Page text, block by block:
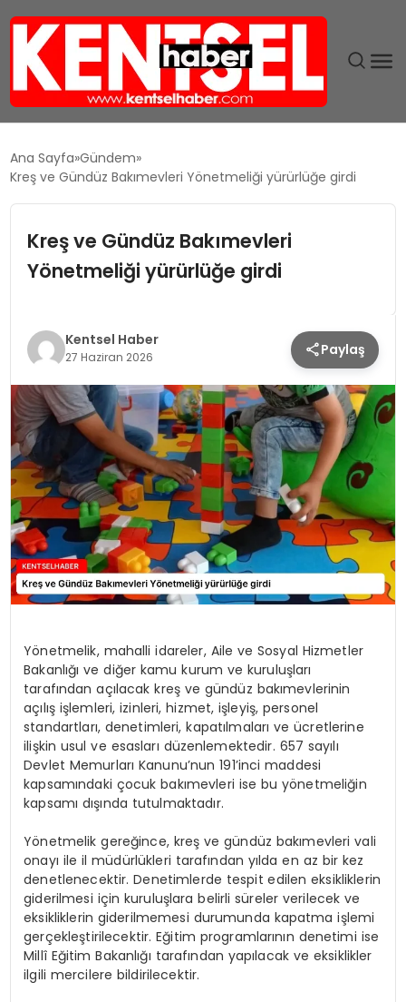
EKONOMI
TEKNOLOJI
MAGAZIN
KÜLTÜR & SANAT
SPOR
SAĞLIK
Ana Sayfa Gündem
Kreş ve Gündüz Bakımevleri Yönetmeliği yürürlüğe girdi
Kreş ve Gündüz Bakımevleri
Yönetmeliği yürürlüğe girdi
Kentsel Haber
27 Haziran 2026 Paylaş
Yönetmelik, mahalli idareler, Aile ve Sosyal Hizmetler
Bakanlığı ve diğer kamu kurum ve kuruluşları
tarafından açılacak kreş ve gündüz bakımevlerinin
açılış işlemleri, izinleri, hizmet, işleyiş, personel
standartları, denetimleri, kapatılmaları ve ücretlerine
ilişkin usul ve esasları düzenlemektedir. 657 sayılı
Devlet Memurları Kanunu’nun 191’inci maddesi
kapsamındaki çocuk bakımevleri ise bu yönetmeliğin
kapsamı dışında tutulmaktadır.
Yönetmelik gereğince, kreş ve gündüz bakımevleri vali
onayı ile il müdürlükleri tarafından yılda en az bir kez
denetlenecektir. Denetimlerde tespit edilen eksikliklerin
giderilmesi için kuruluşlara belirli süreler verilecek ve
eksikliklerin giderilmemesi durumunda kapatma işlemi
gerçekleştirilecektir. Eğitim programlarının denetimi ise
Millî Eğitim Bakanlığı tarafından yapılacak ve eksiklikler
ilgili mercilere bildirilecektir.